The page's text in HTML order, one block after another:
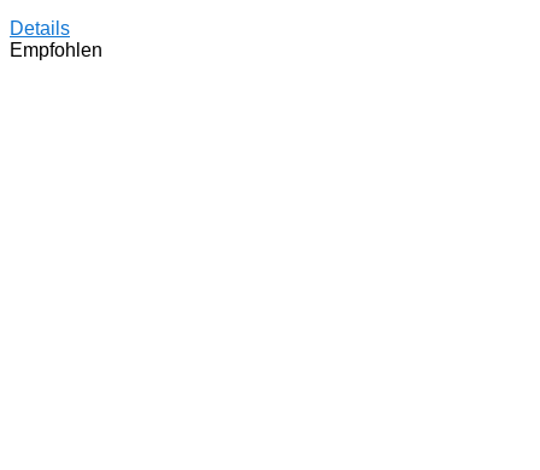
Details
Empfohlen